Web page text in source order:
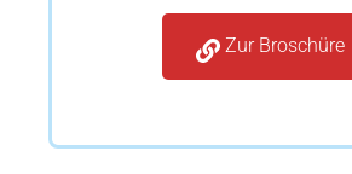
Zur Broschüre